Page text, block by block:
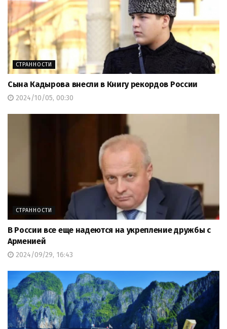
СТРАННОСТИ
Сына Кадырова внесли в Книгу рекордов России
2024/10/05, 00:30
СТРАННОСТИ
В России все еще надеются на укрепление дружбы с
Арменией
2024/09/29, 16:43